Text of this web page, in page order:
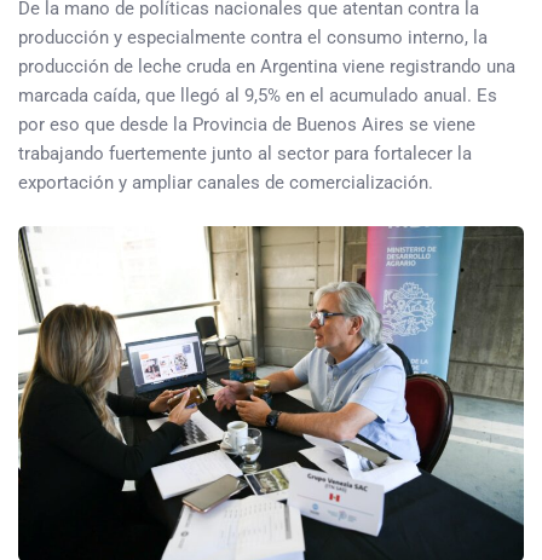
De la mano de políticas nacionales que atentan contra la
producción y especialmente contra el consumo interno, la
producción de leche cruda en Argentina viene registrando una
marcada caída, que llegó al 9,5% en el acumulado anual. Es
por eso que desde la Provincia de Buenos Aires se viene
trabajando fuertemente junto al sector para fortalecer la
exportación y ampliar canales de comercialización.